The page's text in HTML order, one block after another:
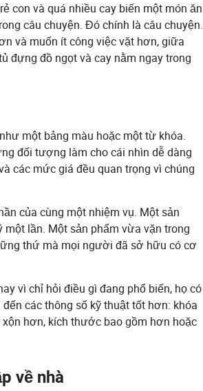
con và quá nhiều cay biến một món ăn
câu chuyện. Đó chính là câu chuyện.
và muốn ít công việc vặt hơn, giữa
đựng đồ ngọt và cay nằm ngay trong
một bảng màu hoặc một từ khóa.
đối tượng làm cho cái nhìn dễ dàng
các mức giá đều quan trọng vì chúng
của cùng một nhiệm vụ. Một sản
lần. Một sản phẩm vừa vặn trong
thứ mà mọi người đã sở hữu có cơ
vì chỉ hỏi điều gì đang phổ biến, họ có
các thông số kỹ thuật tốt hơn: khóa
hơn, kích thước bao gồm hơn hoặc
về nhà